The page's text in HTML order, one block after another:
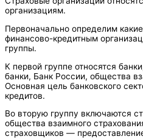
организациям.
Первоначально определим
финансово-кредитным
группы.
К первой группе относятся
банки, Банк России, общества
Основная цель банковского
кредитов.
Во вторую группу включаются
общества взаимного
страховщиков —